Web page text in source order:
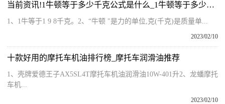
当前资讯!1牛顿等于多少千克公式是什么_1牛顿等于多少千克
1、1牛等于1 9 8千克。2、“牛顿 "是力的单位,克(千克)是质量单...
2023/02/10
十款好用的摩托车机油排行榜_摩托车润滑油推荐
1、壳牌爱德王子AX5SL4T摩托车机油润滑油10W-401升2、龙蟠摩托
车机...
2023/02/10